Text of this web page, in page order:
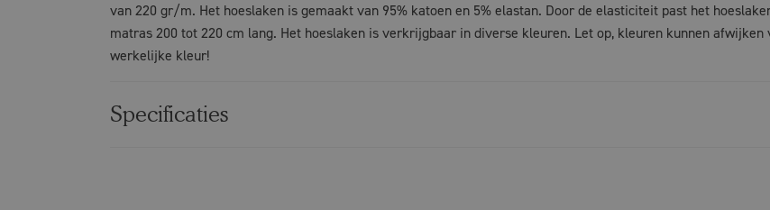
van 220 gr/m. Het hoeslaken is gemaakt van 95% katoen en 5% elastan. Door de elasticiteit past het
matras 200 tot 220 cm lang. Het hoeslaken is verkrijgbaar in diverse kleuren. Let op, kleuren kunnen afwijken
werkelijke kleur!
Specificaties